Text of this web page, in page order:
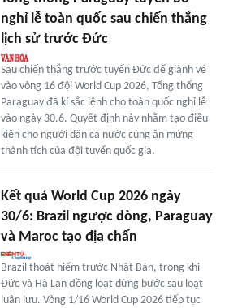
nghỉ lễ toàn quốc sau chiến thắng
lịch sử trước Đức
Sau chiến thắng trước tuyển Đức để giành vé
vào vòng 16 đội World Cup 2026, Tổng thống
Paraguay đã kí sắc lệnh cho toàn quốc nghỉ lễ
vào ngày 30.6. Quyết định này nhằm tạo điều
kiện cho người dân cả nước cùng ăn mừng
thành tích của đội tuyển quốc gia.
Kết quả World Cup 2026 ngày
30/6: Brazil ngược dòng, Paraguay
và Maroc tạo địa chấn
Brazil thoát hiểm trước Nhật Bản, trong khi
Đức và Hà Lan đồng loạt dừng bước sau loạt
luân lưu. Vòng 1/16 World Cup 2026 tiếp tục